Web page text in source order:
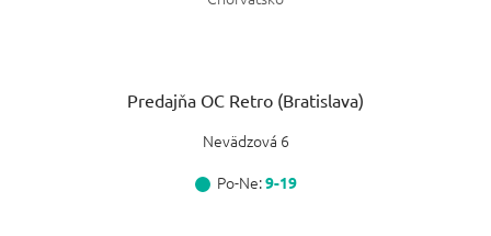
Predajňa OC Retro (Bratislava)
Nevädzová 6
Po-Ne:9-19